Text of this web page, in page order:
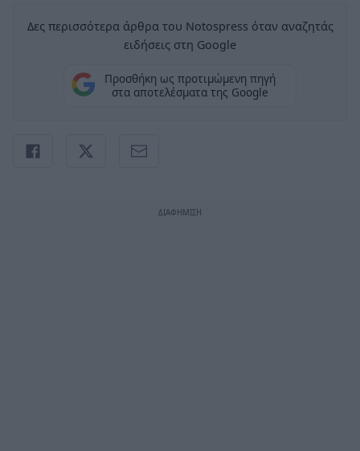
Δες περισσότερα άρθρα του Notospress όταν αναζητάς
ειδήσεις στη Google
Προσθήκη ως προτιμώμενη πηγή
στα αποτελέσματα της Google